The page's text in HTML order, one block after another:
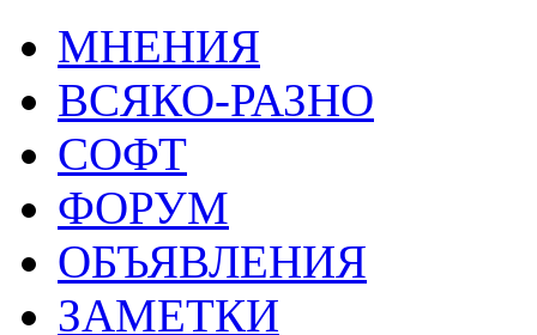
МНЕНИЯ
ВСЯКО-РАЗНО
СОФТ
ФОРУМ
ОБЪЯВЛЕНИЯ
ЗАМЕТКИ